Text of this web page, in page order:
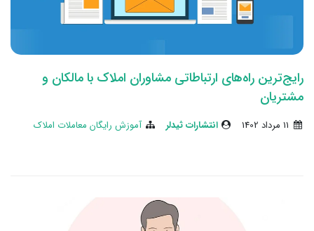
رایج‌ترین راه‌های ارتباطاتی مشاوران املاک با مالکان و
مشتریان
انتشارات ثیدلر آموزش رایگان معاملات املاک